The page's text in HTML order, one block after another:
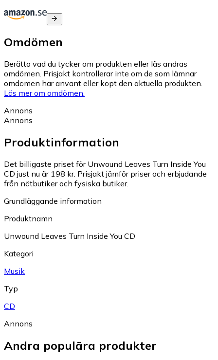
Omdömen
Berätta vad du tycker om produkten eller läs andras
omdömen. Prisjakt kontrollerar inte om de som lämnar
omdömen har använt eller köpt den aktuella produkten.
Läs mer om omdömen.
Annons
Annons
Produktinformation
Det billigaste priset för Unwound Leaves Turn Inside You
CD just nu är 198 kr. Prisjakt jämför priser och erbjudande
från nätbutiker och fysiska butiker.
Grundläggande information
Produktnamn
Unwound Leaves Turn Inside You CD
Kategori
Musik
Typ
CD
Annons
Andra populära produkter